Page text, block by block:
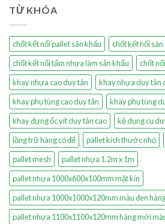
TỪ KHÓA
chốt kết nối pallet sân khấu
chốt kết nối sàn
chốt kết nối tấm nhựa làm sân khấu
chốt
khay nhựa cao duy tân
khay nhựa duy tân
khay phụ tùng cao duy tân
khay phụ tùng
khay đựng ốc vít duy tân cao
kệ dụng cụ
lồng trữ hàng có đế
pallet kích thước nhỏ
pallet mesh
pallet nhựa 1.2m x 1m
pallet nhựa 1000x600x100mm mặt kín
pallet nhựa 1000x1000x120mm màu đen
pallet nhựa 1100x1100x120mm hàng mới